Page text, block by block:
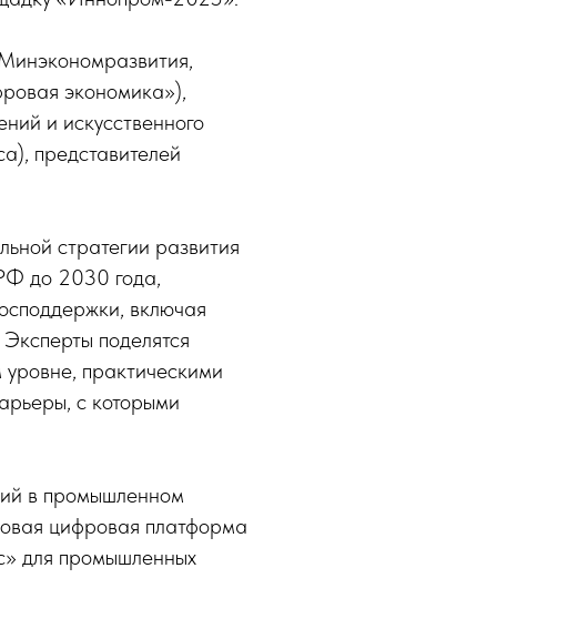
экономика»),
и искусственного
представителей
стратегии развития
РФ до 2030 года,
включая
поделятся
практическими
с которыми
в промышленном
цифровая платформа
для промышленных